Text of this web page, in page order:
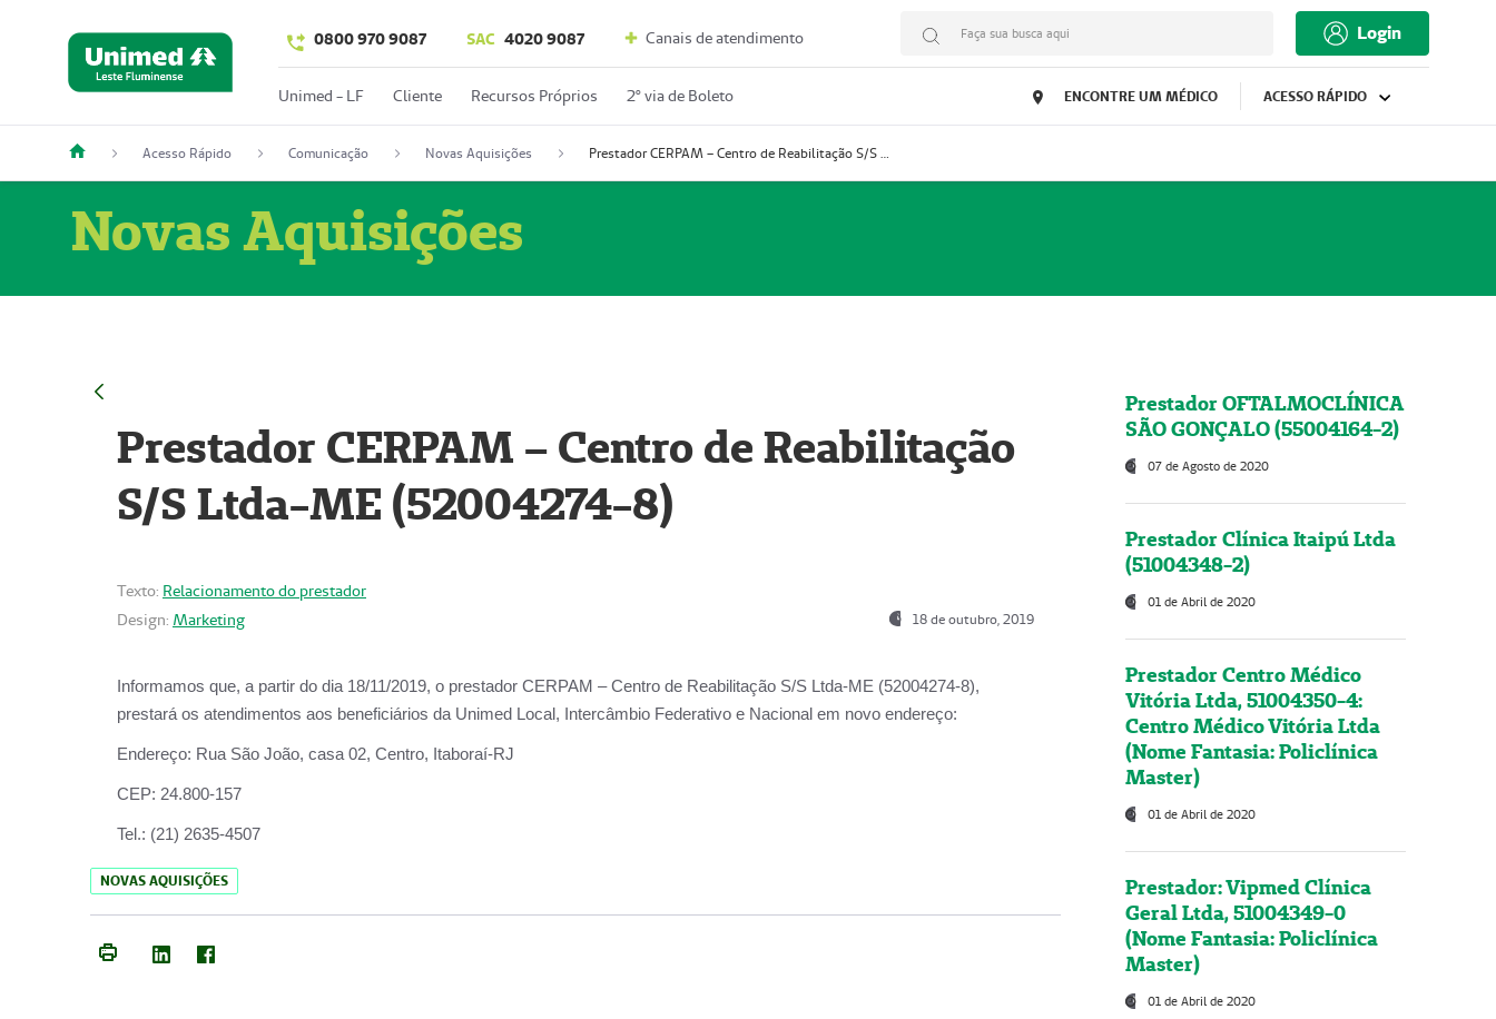
0800 970 9087 SAC 4020 9087 Canais de atendimento Faça sua busca aqui Login
Unimed - LF Cliente Recursos Próprios 2º via de Boleto ENCONTRE UM MÉDICO ACESSO RÁPIDO
Acesso Rápido Comunicação Novas Aquisições Prestador CERPAM – Centro de Reabilitação S/S Ltda-ME (52004274-8)
Novas Aquisições
Prestador CERPAM – Centro de Reabilitação
S/S Ltda-ME (52004274-8)
Texto: Relacionamento do prestador
Design: Marketing 18 de outubro, 2019
Informamos que, a partir do dia 18/11/2019, o prestador CERPAM – Centro de Reabilitação S/S Ltda-ME (52004274-8),
prestará os atendimentos aos beneficiários da Unimed Local, Intercâmbio Federativo e Nacional em novo endereço:
Endereço: Rua São João, casa 02, Centro, Itaboraí-RJ
CEP: 24.800-157
Tel.: (21) 2635-4507
NOVAS AQUISIÇÕES
Prestador OFTALMOCLÍNICA
SÃO GONÇALO (55004164-2)
07 de Agosto de 2020
Prestador Clínica Itaipú Ltda
(51004348-2)
01 de Abril de 2020
Prestador Centro Médico
Vitória Ltda, 51004350-4:
Centro Médico Vitória Ltda
(Nome Fantasia: Policlínica
Master)
01 de Abril de 2020
Prestador: Vipmed Clínica
Geral Ltda, 51004349-0
(Nome Fantasia: Policlínica
Master)
01 de Abril de 2020